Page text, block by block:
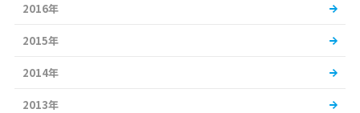
2016年
2015年
2014年
2013年